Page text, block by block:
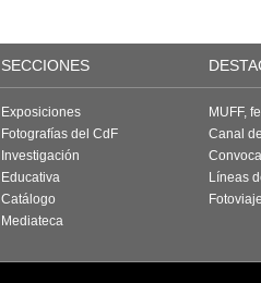
SECCIONES
Exposiciones
Fotografías del CdF
Investigación
Educativa
Catálogo
Mediateca
MUFF,
Canal
Líneas